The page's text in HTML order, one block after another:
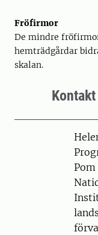
Fröfirmor
De mindre
hemträdgårdar
skalan.
Kontakt
Person